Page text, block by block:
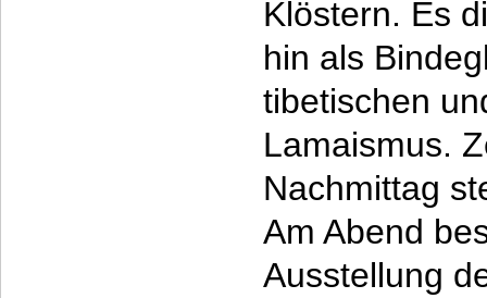
Klöstern. Es
hin als
tibetischen
Lamaismus.
Nachmittag
Am Abend
Ausstellung